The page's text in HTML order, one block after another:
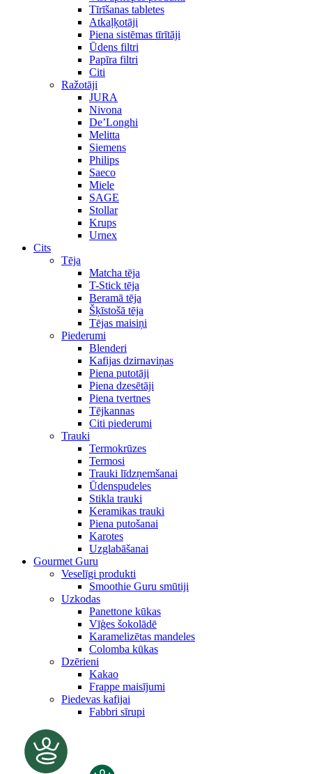
Tīrīšanas tabletes
Atkaļķotāji
Piena sistēmas tīrītāji
Ūdens filtri
Papīra filtri
Citi
Ražotāji
JURA
Nivona
De’Longhi
Melitta
Siemens
Philips
Saeco
Miele
SAGE
Stollar
Krups
Urnex
Cits
Tēja
Matcha tēja
T-Stick tēja
Beramā tēja
Šķīstošā tēja
Tējas maisiņi
Piederumi
Blenderi
Kafijas dzirnaviņas
Piena putotāji
Piena dzesētāji
Piena tvertnes
Tējkannas
Citi piederumi
Trauki
Termokrūzes
Termosi
Trauki līdzņemšanai
Ūdenspudeles
Stikla trauki
Keramikas trauki
Piena putošanai
Karotes
Uzglabāšanai
Gourmet Guru
Veselīgi produkti
Smoothie Guru smūtiji
Uzkodas
Panettone kūkas
Vīģes šokolādē
Karamelizētas mandeles
Colomba kūkas
Dzērieni
Kakao
Frappe maisījumi
Piedevas kafijai
Fabbri sīrupi